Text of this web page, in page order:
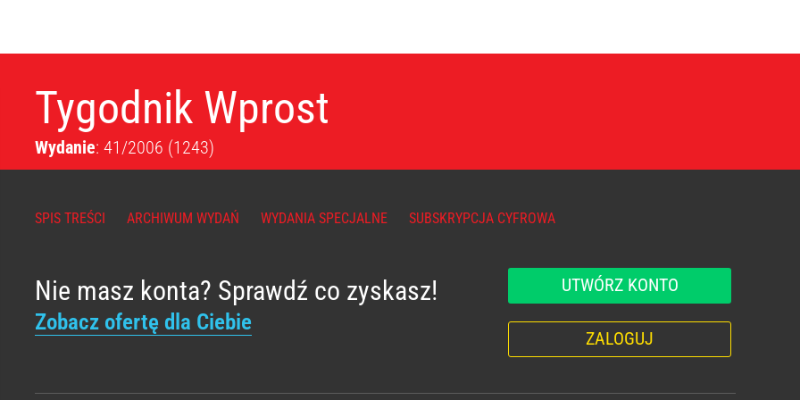
Tygodnik Wprost
Wydanie: 41/2006 (1243)
SPIS TREŚCI ARCHIWUM WYDAŃ WYDANIA SPECJALNE SUBSKRYPCJA CYFROWA
Nie masz konta? Sprawdź co zyskasz!
Zobacz ofertę dla Ciebie
UTWÓRZ KONTO
ZALOGUJ